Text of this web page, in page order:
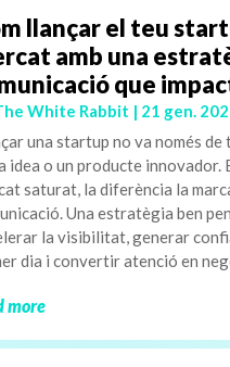
llançar el teu
amb una
que
White Rabbit | 21 gen.
una startup no va només de
idea o un producte innovador.
saturat, la diferència la
Una estratègia ben
la visibilitat, generar
dia i convertir atenció en
more